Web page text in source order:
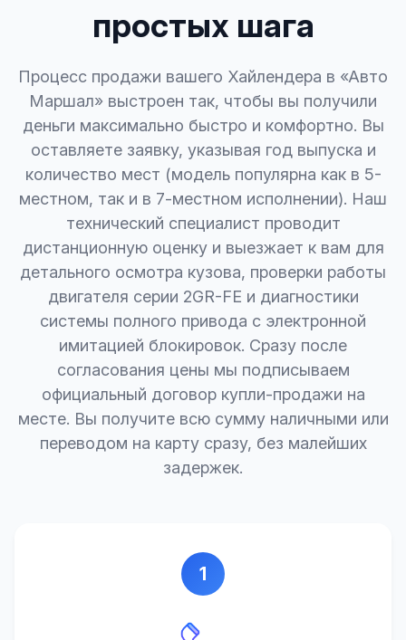
простых шага
Процесс продажи вашего Хайлендера в «Авто
Маршал» выстроен так, чтобы вы получили
деньги максимально быстро и комфортно. Вы
оставляете заявку, указывая год выпуска и
количество мест (модель популярна как в 5-
местном, так и в 7-местном исполнении). Наш
технический специалист проводит
дистанционную оценку и выезжает к вам для
детального осмотра кузова, проверки работы
двигателя серии 2GR-FE и диагностики
системы полного привода с электронной
имитацией блокировок. Сразу после
согласования цены мы подписываем
официальный договор купли-продажи на
месте. Вы получите всю сумму наличными или
переводом на карту сразу, без малейших
задержек.
1